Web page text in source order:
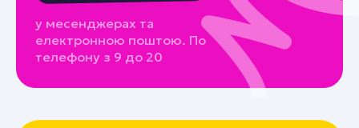
у месенджерах та
електронною поштою. По
телефону з 9 до 20